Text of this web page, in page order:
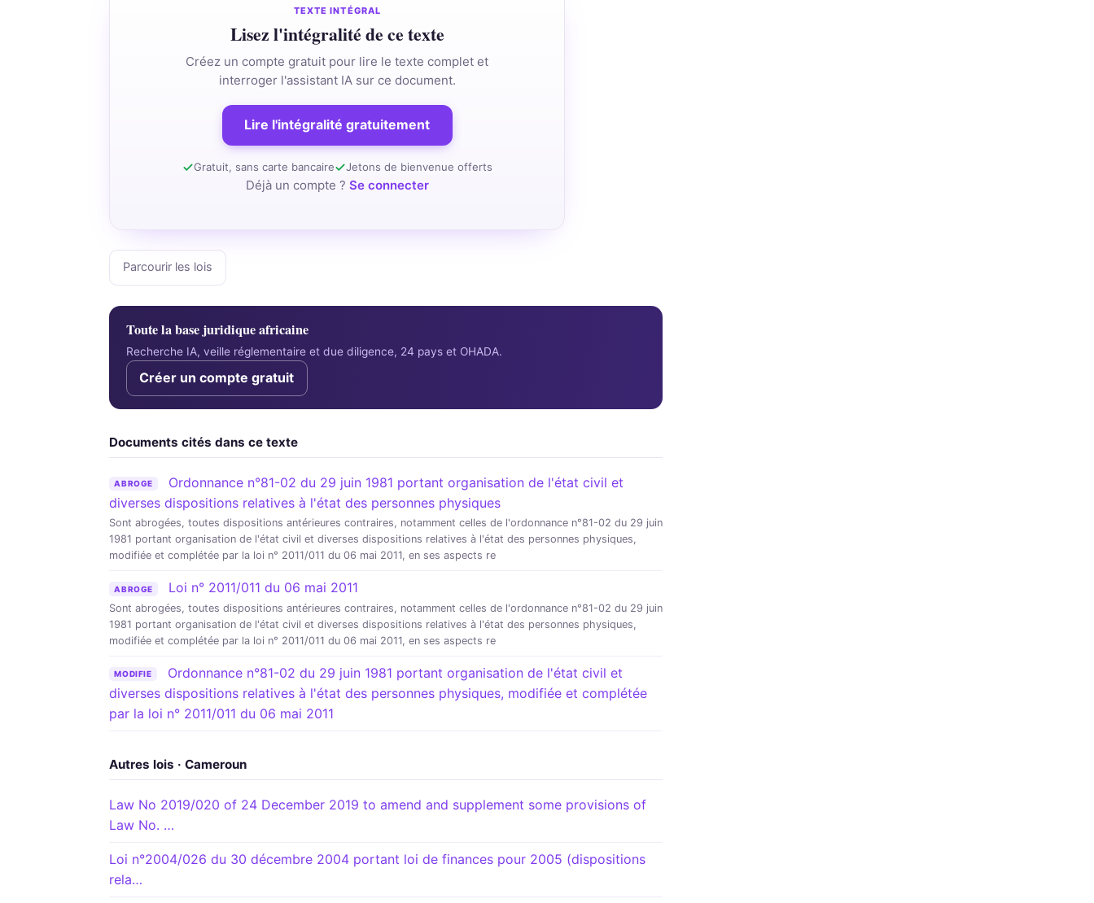
TEXTE INTÉGRAL
Lisez l'intégralité de ce texte
Créez un compte gratuit pour lire le texte complet et
interroger l'assistant IA sur ce document.
Lire l'intégralité gratuitement
Gratuit, sans carte bancaire Jetons de bienvenue offerts
Déjà un compte ? Se connecter
Parcourir les lois
Toute la base juridique africaine
Recherche IA, veille réglementaire et due diligence, 24 pays et OHADA.
Créer un compte gratuit
Documents cités dans ce texte
ABROGE
Ordonnance n°81-02 du 29 juin 1981 portant organisation de l'état civil et
diverses dispositions relatives à l'état des personnes physiques
Sont abrogées, toutes dispositions antérieures contraires, notamment celles de l'ordonnance n°81-02 du 29 juin
1981 portant organisation de l'état civil et diverses dispositions relatives à l'état des personnes physiques,
modifiée et complétée par la loi n° 2011/011 du 06 mai 2011, en ses aspects re
ABROGE Loi n° 2011/011 du 06 mai 2011
Sont abrogées, toutes dispositions antérieures contraires, notamment celles de l'ordonnance n°81-02 du 29 juin
1981 portant organisation de l'état civil et diverses dispositions relatives à l'état des personnes physiques,
modifiée et complétée par la loi n° 2011/011 du 06 mai 2011, en ses aspects re
MODIFIE
Ordonnance n°81-02 du 29 juin 1981 portant organisation de l'état civil et
diverses dispositions relatives à l'état des personnes physiques, modifiée et complétée
par la loi n° 2011/011 du 06 mai 2011
Autres lois · Cameroun
Law No 2019/020 of 24 December 2019 to amend and supplement some provisions of
Law No. …
Loi n°2004/026 du 30 décembre 2004 portant loi de finances pour 2005 (dispositions
rela…